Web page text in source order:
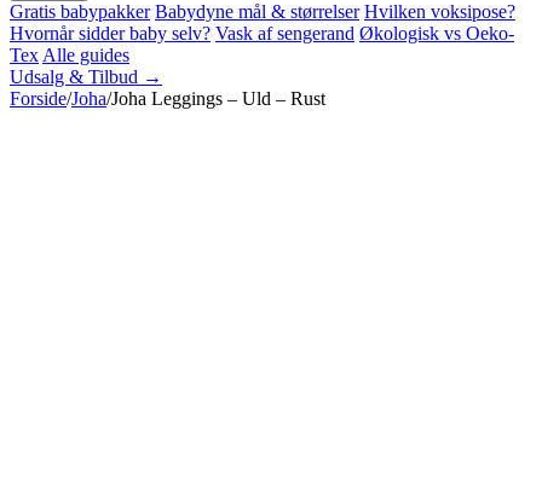
Gratis babypakker Babydyne mål & størrelser Hvilken voksipose?
Hvornår sidder baby selv? Vask af sengerand Økologisk vs Oeko-
Tex Alle guides
Udsalg & Tilbud →
Forside/Joha/Joha Leggings – Uld – Rust